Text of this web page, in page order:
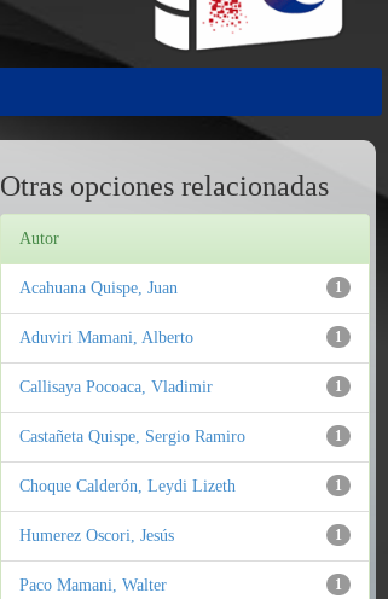
Otras opciones relacionadas
Autor
1
Acahuana Quispe, Juan
1
Aduviri Mamani, Alberto
1
Callisaya Pocoaca, Vladimir
1
Castañeta Quispe, Sergio Ramiro
1
Choque Calderón, Leydi Lizeth
1
Humerez Oscori, Jesús
1
Paco Mamani, Walter